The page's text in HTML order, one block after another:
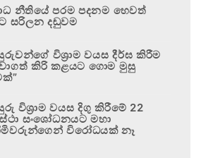
නීතියේ පරම පදනම හෙවත්
සරිලන දඬුවම
විශ්‍රාම වයස දීර්ඝ කිරීම
කිරි කළයට ගොම මුසු
විශ්‍රාම වයස දිගු කිරීමේ 22
සංශෝධනයට මහා
විරෝධයක් නෑ